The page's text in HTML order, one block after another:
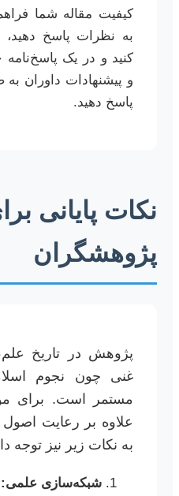
کیفیت مقاله شما
به نظرات پاسخ دهید،
کنید و در یک
و پیشنهادات داوران
پاسخ دهید.
نکات پایانی
پژوهشگران
پژوهش در تاریخ
غنی چون نجوم
مستمر است. برای
علاوه بر رعایت
به نکات زیر نیز توجه
شبکه‌سازی علمی: